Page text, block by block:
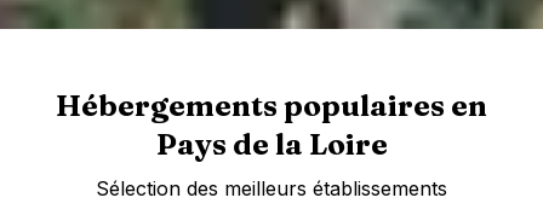
Hébergements populaires en
Pays de la Loire
Sélection des meilleurs établissements